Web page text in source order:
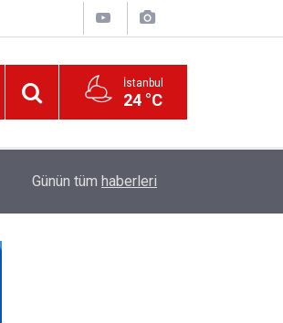
İstanbul
24 °C
Hesaplandı
Günün tüm haberleri